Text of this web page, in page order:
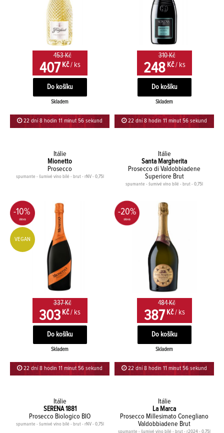
453 Kč
407Kč / ks
Skladem
22 dní 8 hodin 11 minut 56 sekund
310 Kč
248Kč / ks
Skladem
22 dní 8 hodin 11 minut 56 sekund
Itálie
Mionetto
Prosecco
spumante - šumivé víno bílé - brut - rNV - 0,75l
-10%
VEGAN
337 Kč
303 Kč / ks
Skladem
22 dní 8 hodin 11 minut 56 sekund
Itálie
Santa Margherita
Prosecco di Valdobbiadene
Superiore Brut
spumante - šumivé víno bílé - brut - 0,75l
-20%
484 Kč
387Kč / ks
Skladem
22 dní 8 hodin 11 minut 56 sekund
Itálie
SERENA 1881
Prosecco Biologico BIO
spumante - šumivé víno bílé - brut - rNV - 0,75l
Itálie
La Marca
Prosecco Millesimato Conegliano
Valdobbiadene Brut
spumante - šumivé víno bílé - brut - r2024 - 0,75l